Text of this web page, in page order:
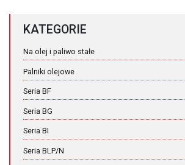
KATEGORIE
Na olej i paliwo stałe
Palniki olejowe
Seria BF
Seria BG
Seria BI
Seria BLP/N